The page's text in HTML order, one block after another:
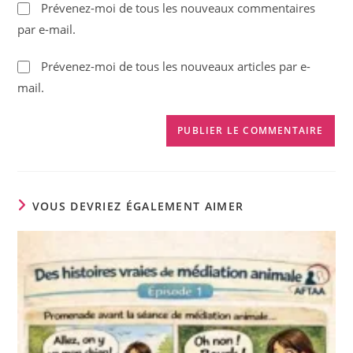
comment
votre
site
(facultatif)
Prévenez-moi de tous les nouveaux commentaires
par e-mail.
Prévenez-moi de tous les nouveaux articles par e-
mail.
VOUS DEVRIEZ ÉGALEMENT AIMER